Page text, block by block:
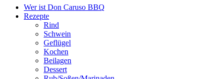
Wer ist Don Caruso BBQ
Rezepte
Rind
Schwein
Geflügel
Kochen
Beilagen
Dessert